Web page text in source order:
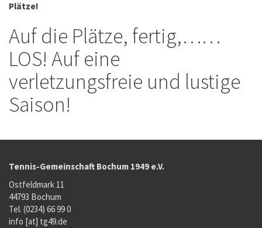
Plätze!
Auf die Plätze, fertig,……
LOS! Auf eine
verletzungsfreie und lustige
Saison!
Tennis-Gemeinschaft Bochum 1949 e.V.
Ostfeldmark 11
44793 Bochum
Tel. (0234) 66 99 0
info [at] tg49.de